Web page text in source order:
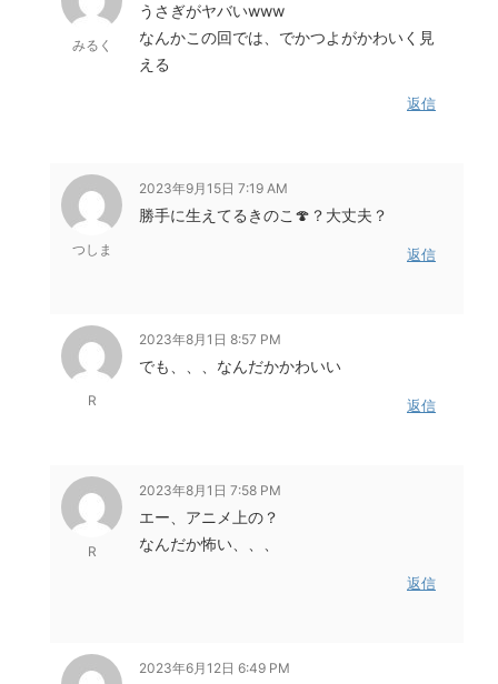
みるく
うさぎがヤバいwww
なんかこの回では、でかつよがかわいく見
える
返信
つしま
2023年9月15日 7:19 AM
勝手に生えてるきのこ🍄？大丈夫？
返信
R
2023年8月1日 8:57 PM
でも、、、なんだかかわいい
返信
R
2023年8月1日 7:58 PM
エー、アニメ上の？
なんだか怖い、、、
返信
2023年6月12日 6:49 PM